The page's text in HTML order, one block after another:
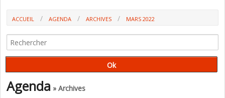
ACCUEIL AGENDA ARCHIVES MARS 2022
Agenda » Archives